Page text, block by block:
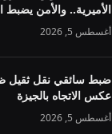
الأميرية.. والأمن يضبط
أغسطس 5, 2026
ضبط سائقي نقل ثقيل
عكس الاتجاه بالجيزة
أغسطس 5, 2026